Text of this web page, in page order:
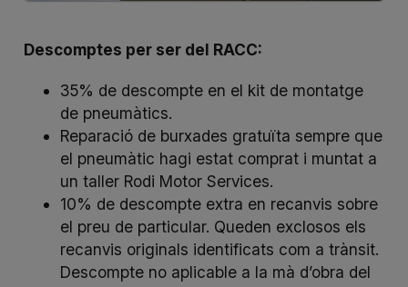
Descomptes per ser del RACC:
35% de descompte en el kit de montatge
de pneumàtics.
Reparació de burxades gratuïta sempre que
el pneumàtic hagi estat comprat i muntat a
un taller Rodi Motor Services.
10% de descompte extra en recanvis sobre
el preu de particular. Queden exclosos els
recanvis originals identificats com a trànsit.
Descompte no aplicable a la mà d’obra del